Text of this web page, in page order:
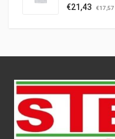
€21,43 €17,57